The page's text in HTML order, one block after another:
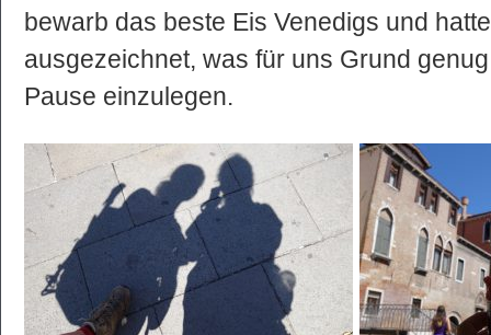
bewarb das beste Eis Venedigs und
ausgezeichnet, was für uns Grund
Pause einzulegen.